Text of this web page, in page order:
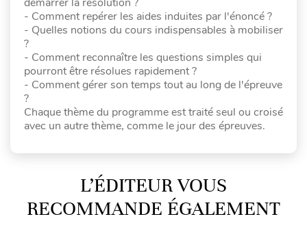
démarrer la résolution ?
- Comment repérer les aides induites par l'énoncé ?
- Quelles notions du cours indispensables à mobiliser
?
- Comment reconnaître les questions simples qui
pourront être résolues rapidement ?
- Comment gérer son temps tout au long de l'épreuve
?
Chaque thème du programme est traité seul ou croisé
avec un autre thème, comme le jour des épreuves.
L’ÉDITEUR VOUS
RECOMMANDE ÉGALEMENT